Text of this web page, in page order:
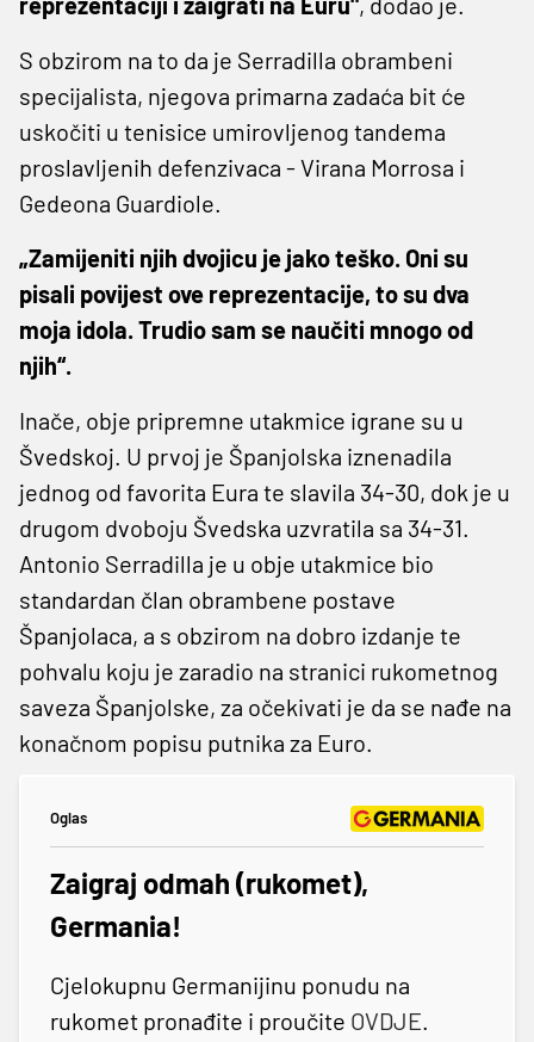
S obzirom na to da je Serradilla obrambeni
specijalista, njegova primarna zadaća bit će
uskočiti u tenisice umirovljenog tandema
proslavljenih defenzivaca - Virana Morrosa i
Gedeona Guardiole.
„Zamijeniti njih dvojicu je jako teško. Oni su
pisali povijest ove reprezentacije, to su dva
moja idola. Trudio sam se naučiti mnogo od
njih“.
Inače, obje pripremne utakmice igrane su u
Švedskoj. U prvoj je Španjolska iznenadila
jednog od favorita Eura te slavila 34-30, dok je u
drugom dvoboju Švedska uzvratila sa 34-31.
Antonio Serradilla je u obje utakmice bio
standardan član obrambene postave
Španjolaca, a s obzirom na dobro izdanje te
pohvalu koju je zaradio na stranici rukometnog
saveza Španjolske, za očekivati je da se nađe na
konačnom popisu putnika za Euro.
Oglas
Zaigraj odmah (rukomet),
Germania!
Cjelokupnu Germanijinu ponudu na
rukomet pronađite i proučite OVDJE.